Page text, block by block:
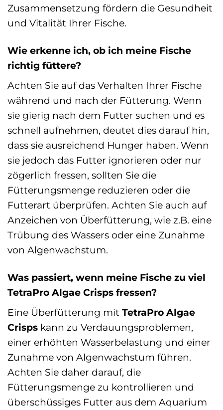
Zusammensetzung fördern die Gesundheit
und Vitalität Ihrer Fische.
Wie erkenne ich, ob ich meine Fische
richtig füttere?
Achten Sie auf das Verhalten Ihrer Fische
während und nach der Fütterung. Wenn
sie gierig nach dem Futter suchen und es
schnell aufnehmen, deutet dies darauf hin,
dass sie ausreichend Hunger haben. Wenn
sie jedoch das Futter ignorieren oder nur
zögerlich fressen, sollten Sie die
Fütterungsmenge reduzieren oder die
Futterart überprüfen. Achten Sie auch auf
Anzeichen von Überfütterung, wie z.B. eine
Trübung des Wassers oder eine Zunahme
von Algenwachstum.
Was passiert, wenn meine Fische zu viel
TetraPro Algae Crisps fressen?
Eine Überfütterung mit TetraPro Algae
Crisps kann zu Verdauungsproblemen,
einer erhöhten Wasserbelastung und einer
Zunahme von Algenwachstum führen.
Achten Sie daher darauf, die
Fütterungsmenge zu kontrollieren und
überschüssiges Futter aus dem Aquarium